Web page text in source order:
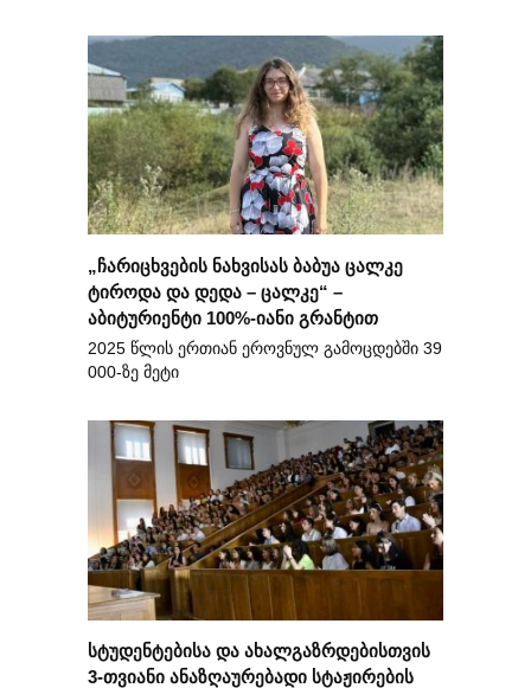
„ჩარიცხვების ნახვისას ბაბუა ცალკე
ტიროდა და დედა – ცალკე“ –
აბიტურიენტი 100%-იანი გრანტით
2025 წლის ერთიან ეროვნულ გამოცდებში 39
000-ზე მეტი
სტუდენტებისა და ახალგაზრდებისთვის
3-თვიანი ანაზღაურებადი სტაჟირების